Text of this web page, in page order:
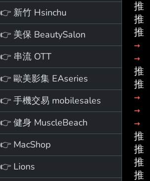
👉 新竹 Hsinchu
👉 美保 BeautySalon
👉 串流 OTT
👉 歐美影集 EAseries
👉 手機交易 mobilesales
👉 健身 MuscleBeach
👉 MacShop
👉 Lions
推
推
推
→
→
推
推
→
→
→
推
推
推
推